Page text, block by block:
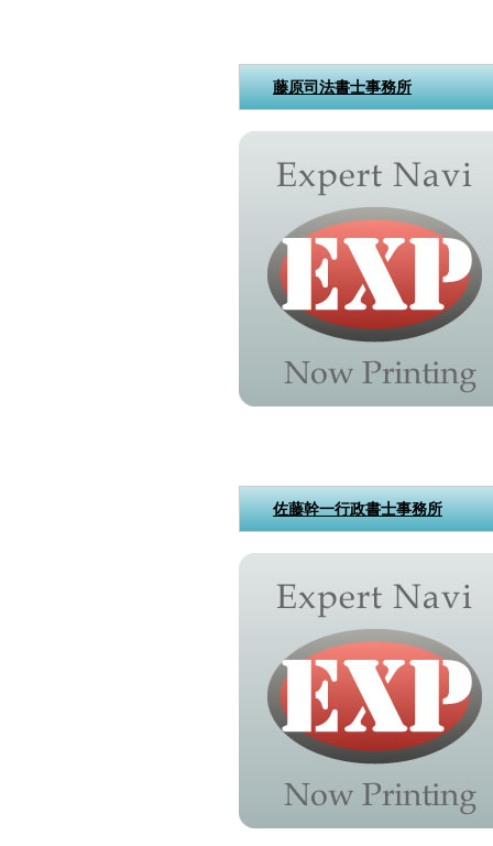
藤原司法書士事務所
佐藤幹一行政書士事務所